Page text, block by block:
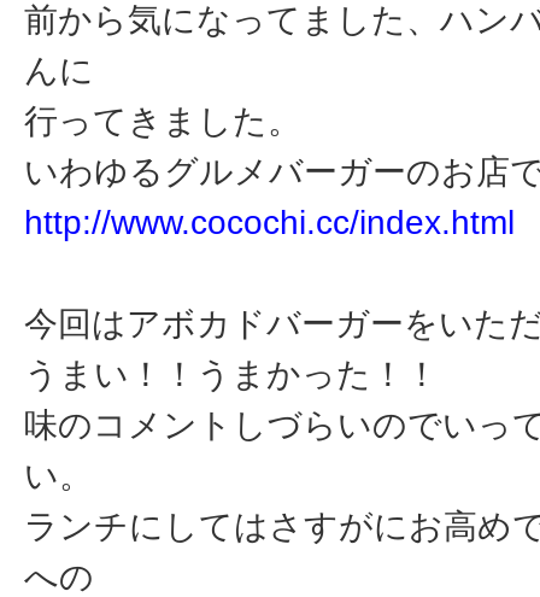
前から気になってました、ハン
んに
行ってきました。
いわゆるグルメバーガーのお店
http://www.cocochi.cc/index.html
今回はアボカドバーガーをいた
うまい！！うまかった！！
味のコメントしづらいのでいっ
い。
ランチにしてはさすがにお高め
への